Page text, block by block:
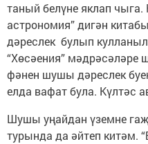
таный белүне яклап чыга.
астрономия” дигән
дәреслек булып
“Хөсәения” мәдрәсәләре
фәнен шушы дәреслек
елда вафат була. Күлтәс
Шушы уңайдан үземне
турында да әйтеп китәм.